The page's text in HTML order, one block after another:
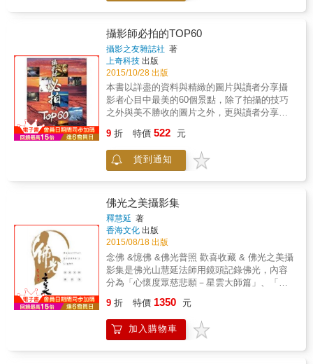
的空拍問答，讓你也能拍出看見台灣的電影級
影片。 4. 掛保證的選購問答，讓你在空拍機與
週邊配備上不失手。 誰適合這本書？ 1. 想買台
空拍機，卻還在猶豫該不該買的人。 2. 準備買
空拍機，希望可以飛得更好、拍得更盡興的
人。 3. 買了空拍機，還不得要領常常卡關的
人。 4. 已經玩膩各種攝影器材，想要嘗試新攝
影境界的人。 5. 喜歡旅行、喜歡拍照，喜歡冒
險，喜歡露營，想要挑戰不同影像記錄的人。
拍成為全民運動，但是你想要入手一台空拍
機、想要翱翔天際之前，一定還有很多擔心，
或者你買了空拍機卻不得其門而入，在這本書
裡，專業攝影玩家將會幫你完全解答疑惑！
攝影師必拍的TOP60
攝影之友雜誌社 著
上奇科技 出版
2015/10/28 出版
本書以詳盡的資料與精緻的圖片與讀者分享攝
影者心目中最美的60個景點，除了拍攝的技巧
之外與美不勝收的圖片之外，更與讀者分享相
行，享受旅行與拍照的樂趣。
9 折 特價 522 元
貨到通知
佛光之美攝影集
釋慧延 著
香海文化 出版
2015/08/18 出版
念佛 &憶佛 &佛光普照 歡喜收藏 & 佛光之美攝
影集是佛光山慧延法師用鏡頭記錄佛光，內容
分為「心懷度眾慈悲願－星雲大師篇」、「佛
館篇」、「弘法共修－活動篇」、「石火電光
－煙火篇」。 & 「喀嚓」瞬間 &化為永恆 記錄
佛光山殿堂之神聖，佛像之莊嚴，活動之殊
9 折 特價 1350 元
加入購物車